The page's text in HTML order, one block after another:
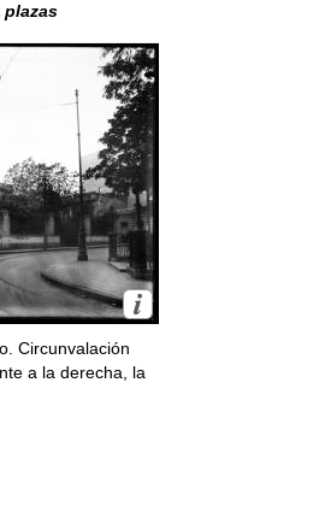
plazas
Circunvalación
a la derecha, la